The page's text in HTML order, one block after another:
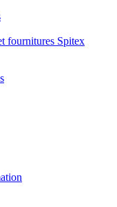
fournitures Spitex